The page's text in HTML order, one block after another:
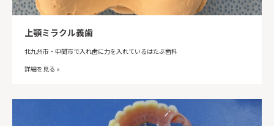
上顎ミラクル義歯
北九州市・中間市で入れ歯に力を入れているはたぶ歯科
詳細を見る »